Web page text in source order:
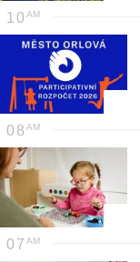
10
08
07